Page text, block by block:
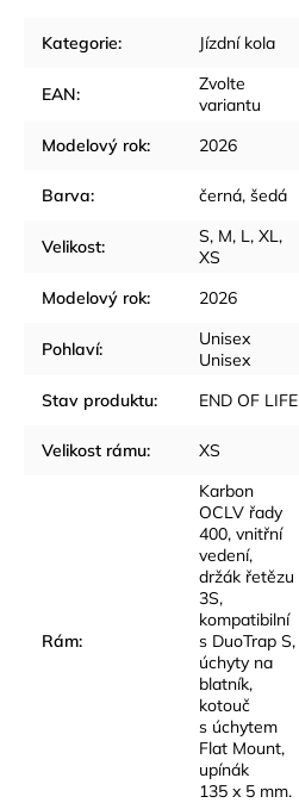
Kategorie: Jízdní kola
EAN:
Zvolte
variantu
Modelový rok: 2026
Barva: černá, šedá
Velikost: S, M, L , XL ,
XS
Modelový rok: 2026
Pohlaví:
Unisex
Unisex
Stav produktu: END OF LIFE
Velikost rámu: XS
Rám:
Karbon
OCLV řady
400, vnitřní
vedení,
držák řetězu
3S,
kompatibilní
s DuoTrap S,
úchyty na
blatník,
kotouč
s úchytem
Flat Mount,
upínák
135 x 5 mm.